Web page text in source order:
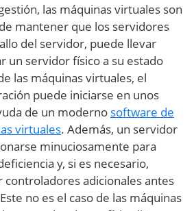
las máquinas virtuales son
mantener que los servidores
del servidor, puede llevar
un servidor físico a su estado
las máquinas virtuales, el
puede iniciarse en unos
de un moderno software de
virtuales. Además, un servidor
minuciosamente para
y, si es necesario,
controladores adicionales antes
no es el caso de las máquinas